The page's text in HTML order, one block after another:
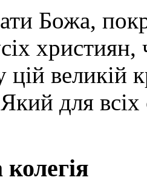
Божа,
християн,
цій великій
Який для